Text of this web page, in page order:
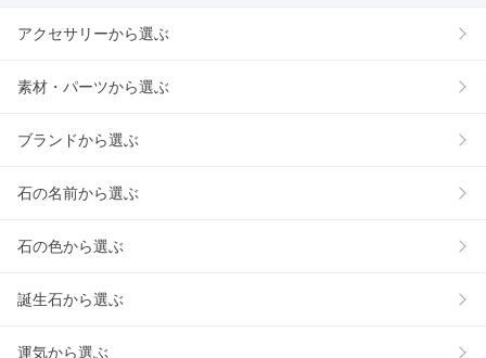
アクセサリーから選ぶ
素材・パーツから選ぶ
ブランドから選ぶ
石の名前から選ぶ
石の色から選ぶ
誕生石から選ぶ
運気から選ぶ